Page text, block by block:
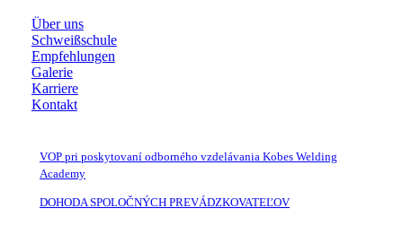
Über uns
Schweißschule
Empfehlungen
Galerie
Karriere
Kontakt
VOP pri poskytovaní odborného vzdelávania Kobes Welding
Academy
DOHODA SPOLOČNÝCH PREVÁDZKOVATEĽOV